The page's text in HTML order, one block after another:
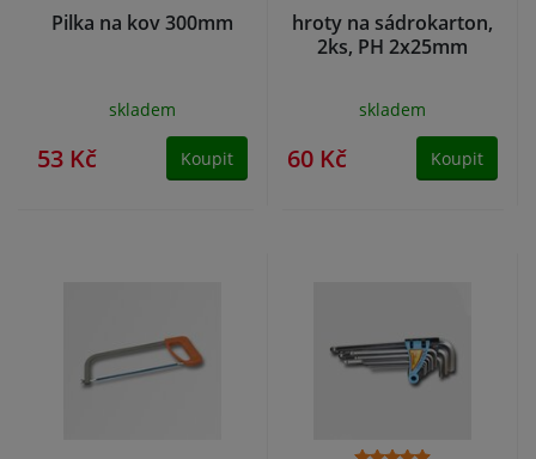
Pilka na kov 300mm
skladem
53 Kč Koupit
hroty na sádrokarton,
2ks, PH 2x25mm
skladem
60 Kč Koupit